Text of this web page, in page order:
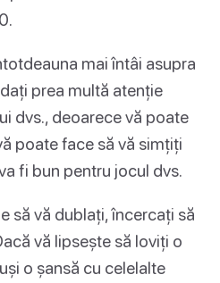
mai întâi asupra
prea multă atenție
dvs., deoarece vă poate
poate face să vă simțiți
fi bun pentru jocul dvs.
să vă dublați, încercați să
vă lipsește să loviți o
o șansă cu celelalte